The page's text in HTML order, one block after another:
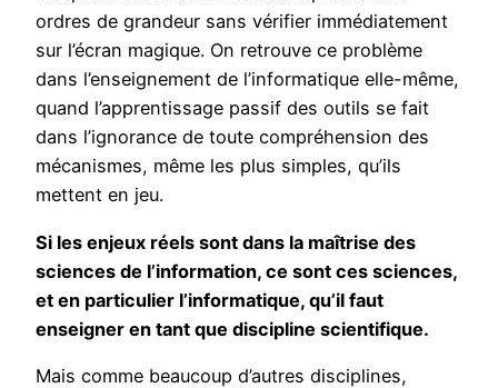
ordres de grandeur sans vérifier immédiatement
sur l’écran magique. On retrouve ce problème
dans l’enseignement de l’informatique elle-même,
quand l’apprentissage passif des outils se fait
dans l’ignorance de toute compréhension des
mécanismes, même les plus simples, qu’ils
mettent en jeu.
Si les enjeux réels sont dans la maîtrise des
sciences de l’information, ce sont ces sciences,
et en particulier l’informatique, qu’il faut
enseigner en tant que discipline scientifique.
Mais comme beaucoup d’autres disciplines,